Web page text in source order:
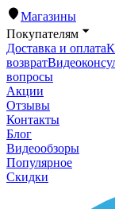
Магазины
Покупателям
Доставка и оплата
возврат
вопросы
Акции
Отзывы
Контакты
Блог
Видеообзоры
Популярное
Скидки